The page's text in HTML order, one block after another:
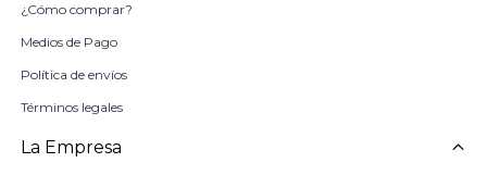
¿Cómo comprar?
Medios de Pago
Política de envíos
Términos legales
La Empresa